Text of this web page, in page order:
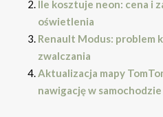
Ile kosztuje neon: cena i
oświetlenia
Renault Modus: problem
zwalczania
Aktualizacja mapy
nawigację w